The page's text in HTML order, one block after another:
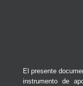
El presente
instrumento de